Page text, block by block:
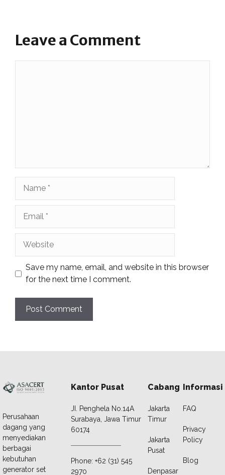
Leave a Comment
Save my name, email, and website in this browser
for the next time I comment.
Perusahaan
dagang yang
menyediakan
berbagai
kebutuhan
generator set
Kantor Pusat
JI. Penghela No.14A
Surabaya, Jawa Timur
60174
Phone: +62 (31) 545
2970
Cabang
Jakarta
Timur
Jakarta
Pusat
Denpasar
Informasi
FAQ
Privacy
Policy
Blog